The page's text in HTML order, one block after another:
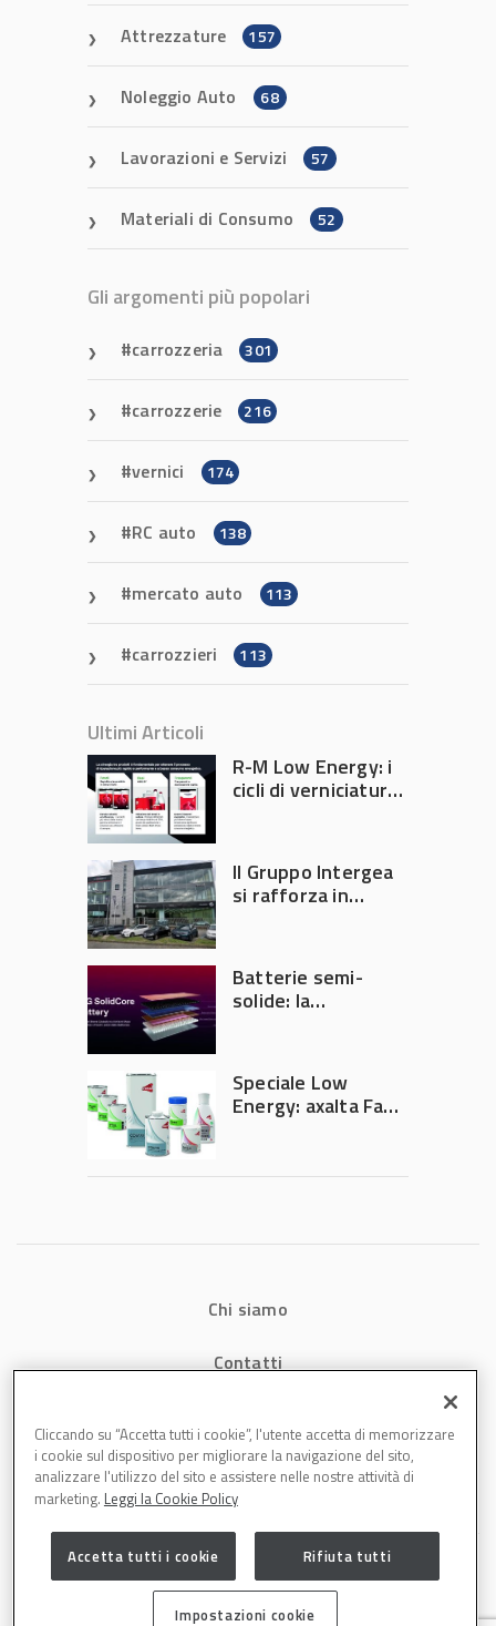
Attrezzature 157
Noleggio Auto 68
Lavorazioni e Servizi 57
Materiali di Consumo 52
Gli argomenti più popolari
carrozzeria 301
carrozzerie 216
vernici 174
RC auto 138
mercato auto 113
carrozzieri 113
Ultimi Articoli
R-M Low Energy: i
cicli di verniciatura
tempi e costi in
carrozzeria
Il Gruppo Intergea
si rafforza in
Batterie semi-
solide: la
accelerare la
rivoluzione
dell’auto elettrica
Speciale Low
Energy: axalta Fast
riduce consumi
produttività in
Chi siamo
Contatti
Cookies
Cliccando su “Accetta tutti i cookie”, l'utente accetta di memorizzare
i cookie sul dispositivo per migliorare la navigazione del sito,
analizzare l'utilizzo del sito e assistere nelle nostre attività di
marketing. Leggi la Cookie Policy
Accetta tutti i cookie Rifiuta tutti
Impostazioni cookie